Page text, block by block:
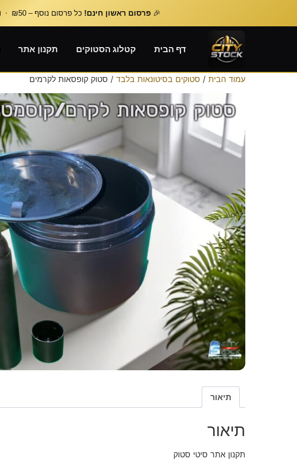
🎉 פרסום ראשון חינם! כל פרסום נוסף – ₪50 · 📲 הצטרפו לקבוצת הסוחרים והיבואנים הסגורה
דף הבית קטלוג הסטוקים תקנון אתר
עמוד הבית / סטוקים בסיטונאות בלבד / סטוק קופסאות לקרמים
תיאור
תיאור
תקנון אתר סיטי סטוק